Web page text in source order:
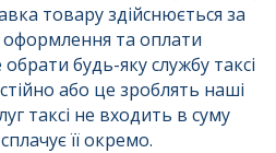
товару здійснюється за
оформлення та оплати
будь-яку службу таксі
або це зроблять наші
таксі не входить в суму
її окремо.